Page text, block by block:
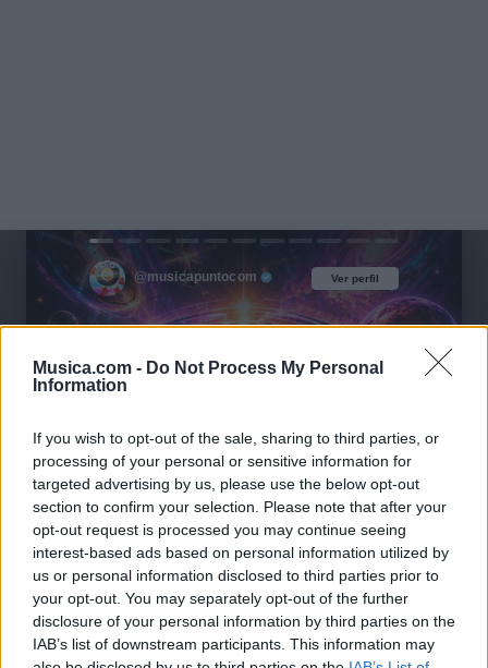
Musica.com - Do Not Process My Personal
Information
If you wish to opt-out of the sale, sharing to third parties, or
processing of your personal or sensitive information for
targeted advertising by us, please use the below opt-out
section to confirm your selection. Please note that after your
opt-out request is processed you may continue seeing
interest-based ads based on personal information utilized by
us or personal information disclosed to third parties prior to
your opt-out. You may separately opt-out of the further
disclosure of your personal information by third parties on the
IAB’s list of downstream participants. This information may
Ver perfil
@musicapuntocom Ver perfil